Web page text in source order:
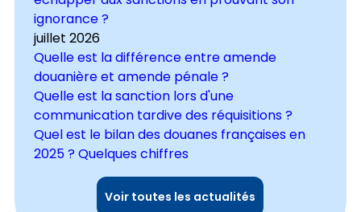
ignorance ?
juillet 2026
Quelle est la différence entre amende
douanière et amende pénale ?
Quelle est la sanction lors d'une
communication tardive des réquisitions ?
Quel est le bilan des douanes françaises en
2025 ? Quelques chiffres
Voir toutes les actualités